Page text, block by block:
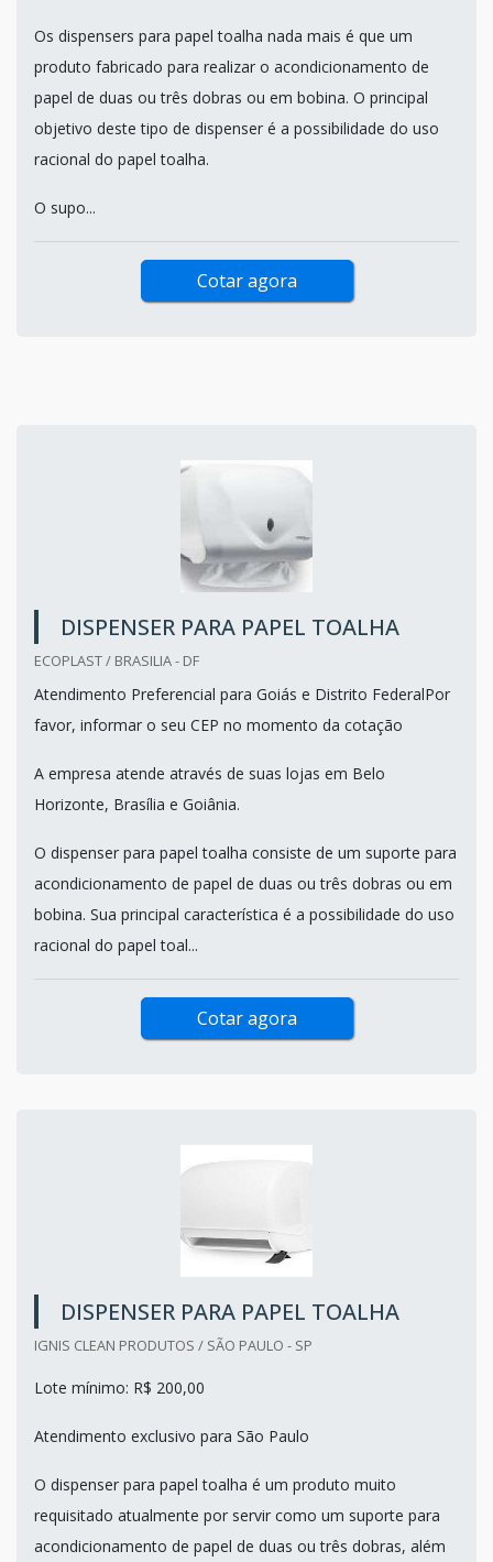
Os dispensers para papel toalha nada mais é que um
produto fabricado para realizar o acondicionamento de
papel de duas ou três dobras ou em bobina. O principal
objetivo deste tipo de dispenser é a possibilidade do uso
racional do papel toalha.
O supo...
Cotar agora
DISPENSER PARA PAPEL TOALHA
ECOPLAST / BRASILIA - DF
Atendimento Preferencial para Goiás e Distrito FederalPor
favor, informar o seu CEP no momento da cotação
A empresa atende através de suas lojas em Belo
Horizonte, Brasília e Goiânia.
O dispenser para papel toalha consiste de um suporte para
acondicionamento de papel de duas ou três dobras ou em
bobina. Sua principal característica é a possibilidade do uso
racional do papel toal...
Cotar agora
DISPENSER PARA PAPEL TOALHA
IGNIS CLEAN PRODUTOS / SÃO PAULO - SP
Lote mínimo: R$ 200,00
Atendimento exclusivo para São Paulo
O dispenser para papel toalha é um produto muito
requisitado atualmente por servir como um suporte para
acondicionamento de papel de duas ou três dobras, além